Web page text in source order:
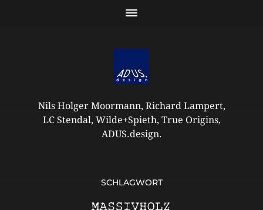
Nils Holger Moormann, Richard Lampert,
LC Stendal, Wilde+Spieth, True Origins,
ADUS.design.
SCHLAGWORT